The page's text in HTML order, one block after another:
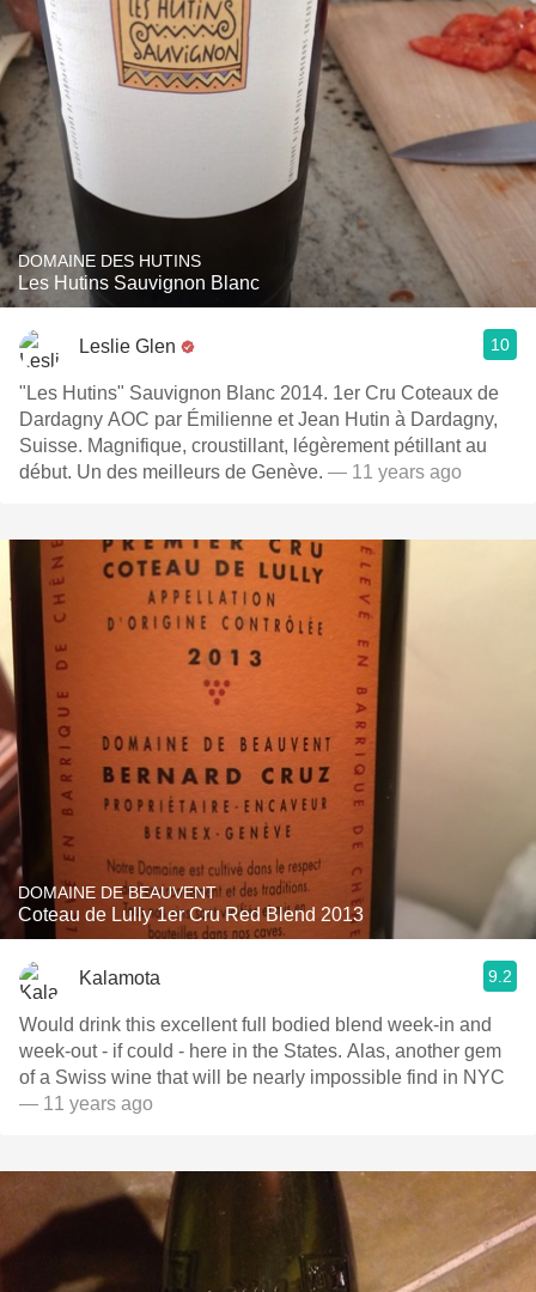
DOMAINE DES HUTINS
Les Hutins Sauvignon Blanc
Leslie Glen 10
"Les Hutins" Sauvignon Blanc 2014. 1er Cru Coteaux de
Dardagny AOC par Émilienne et Jean Hutin à Dardagny,
Suisse. Magnifique, croustillant, légèrement pétillant au
début. Un des meilleurs de Genève. — 11 years ago
DOMAINE DE BEAUVENT
Coteau de Lully 1er Cru Red Blend 2013
Kalamota 9.2
Would drink this excellent full bodied blend week-in and
week-out - if could - here in the States. Alas, another gem
of a Swiss wine that will be nearly impossible find in NYC
— 11 years ago